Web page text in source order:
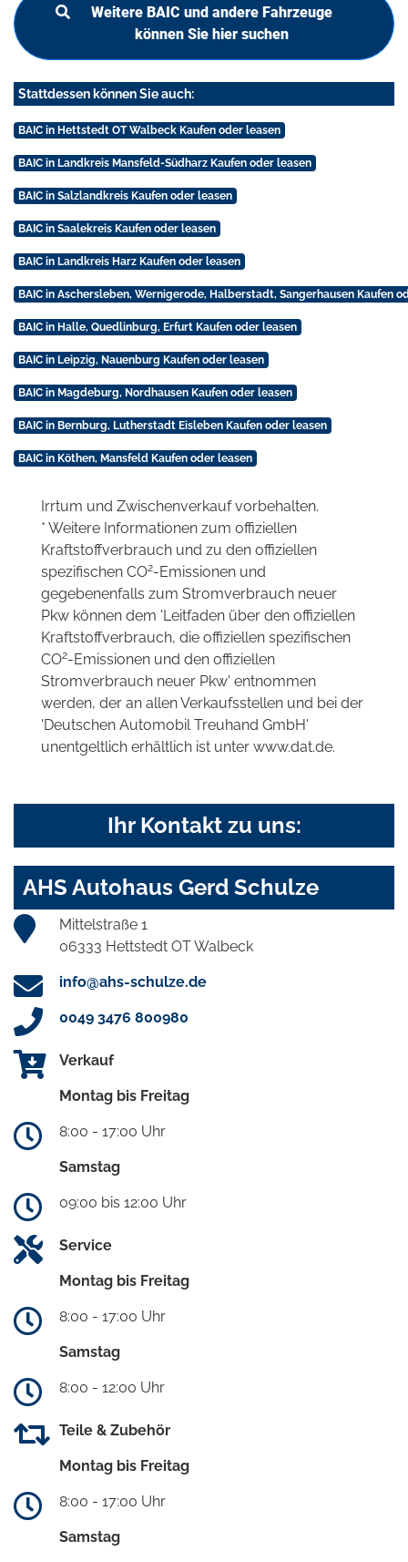
Weitere BAIC und andere Fahrzeuge
können Sie hier suchen
Stattdessen können Sie auch:
BAIC in Hettstedt OT Walbeck Kaufen oder leasen
BAIC in Landkreis Mansfeld-Südharz Kaufen oder leasen
BAIC in Salzlandkreis Kaufen oder leasen
BAIC in Saalekreis Kaufen oder leasen
BAIC in Landkreis Harz Kaufen oder leasen
BAIC in Aschersleben, Wernigerode, Halberstadt, Sangerhausen Kaufen
BAIC in Halle, Quedlinburg, Erfurt Kaufen oder leasen
BAIC in Leipzig, Nauenburg Kaufen oder leasen
BAIC in Magdeburg, Nordhausen Kaufen oder leasen
BAIC in Bernburg, Lutherstadt Eisleben Kaufen oder leasen
BAIC in Köthen, Mansfeld Kaufen oder leasen
Irrtum und Zwischenverkauf vorbehalten.
* Weitere Informationen zum offiziellen
Kraftstoffverbrauch und zu den offiziellen
spezifischen CO2-Emissionen und
gegebenenfalls zum Stromverbrauch neuer
Pkw können dem 'Leitfaden über den offiziellen
Kraftstoffverbrauch, die offiziellen spezifischen
CO2-Emissionen und den offiziellen
Stromverbrauch neuer Pkw' entnommen
werden, der an allen Verkaufsstellen und bei der
'Deutschen Automobil Treuhand GmbH'
unentgeltlich erhältlich ist unter www.dat.de.
Ihr Kontakt zu uns:
AHS Autohaus Gerd Schulze
Mittelstraße 1
06333 Hettstedt OT Walbeck
info@ahs-schulze.de
0049 3476 800980
Verkauf
Montag bis Freitag
8:00 - 17:00 Uhr
Samstag
09:00 bis 12:00 Uhr
Service
Montag bis Freitag
8:00 - 17:00 Uhr
Samstag
8:00 - 12:00 Uhr
Teile & Zubehör
Montag bis Freitag
8:00 - 17:00 Uhr
Samstag